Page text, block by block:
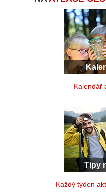
Kalendář
Tipy
Každý týden